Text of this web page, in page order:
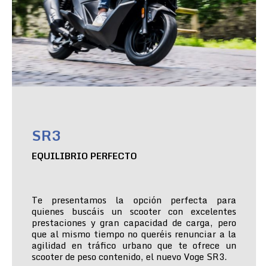
SR3
EQUILIBRIO PERFECTO
Te presentamos la opción perfecta para
quienes buscáis un scooter con excelentes
prestaciones y gran capacidad de carga, pero
que al mismo tiempo no queréis renunciar a la
agilidad en tráfico urbano que te ofrece un
scooter de peso contenido, el nuevo Voge SR3.